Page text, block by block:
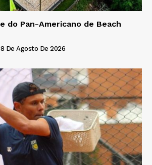
do Pan-Americano de Beach
8 De Agosto De 2026